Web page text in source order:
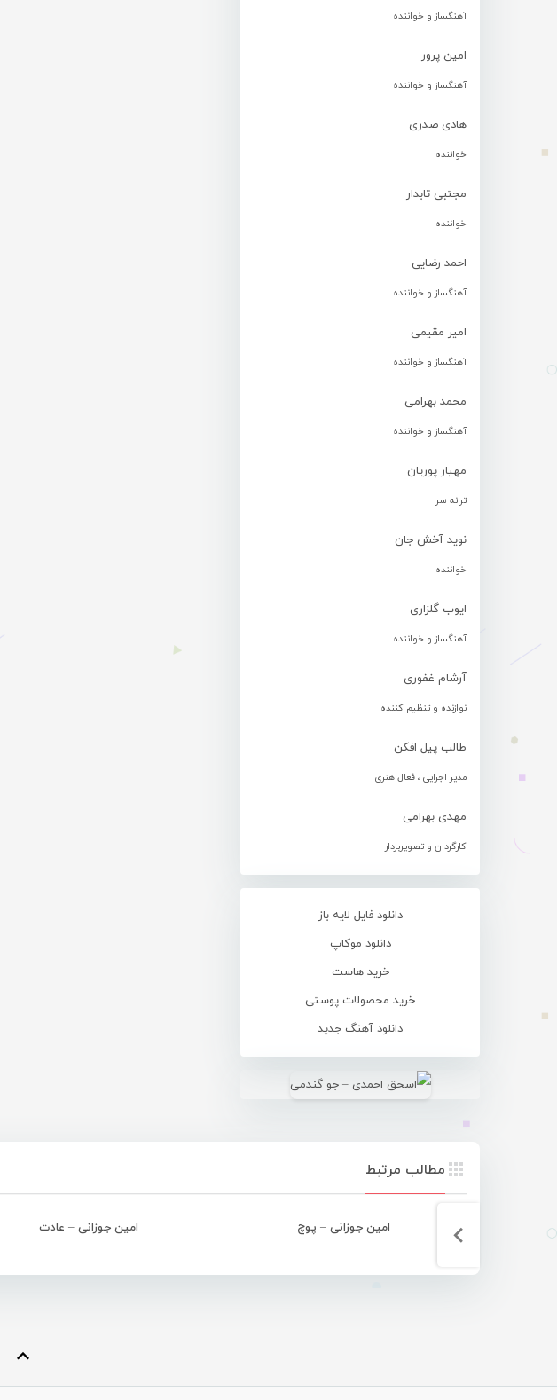
آهنگساز و خواننده
امین پرور
آهنگساز و خواننده
هادی صدری
خواننده
مجتبی تابدار
خواننده
احمد رضایی
آهنگساز و خواننده
امیر مقیمی
آهنگساز و خواننده
محمد بهرامی
آهنگساز و خواننده
مهیار پوریان
ترانه سرا
نوید آخش جان
خواننده
ایوب گلزاری
آهنگساز و خواننده
آرشام غفوری
نوازنده و تنظیم کننده
طالب پیل افکن
مدیر اجرایی ، فعال هنری
مهدی بهرامی
کارگردان و تصویربردار
دانلود فایل لایه باز
دانلود موکاپ
خرید هاست
خرید محصولات پوستی
دانلود آهنگ جدید
مطالب مرتبط
امین جوزانی – پوچ امین جوزانی – عادت